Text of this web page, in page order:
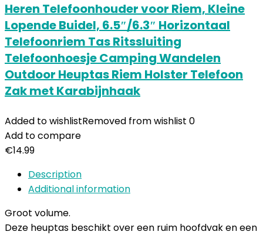
Heren Telefoonhouder voor Riem, Kleine
Lopende Buidel, 6.5″/6.3″ Horizontaal
Telefoonriem Tas Ritssluiting
Telefoonhoesje Camping Wandelen
Outdoor Heuptas Riem Holster Telefoon
Zak met Karabijnhaak
Added to wishlistRemoved from wishlist 0
Add to compare
€14.99
Description
Additional information
Groot volume.
Deze heuptas beschikt over een ruim hoofdvak en een